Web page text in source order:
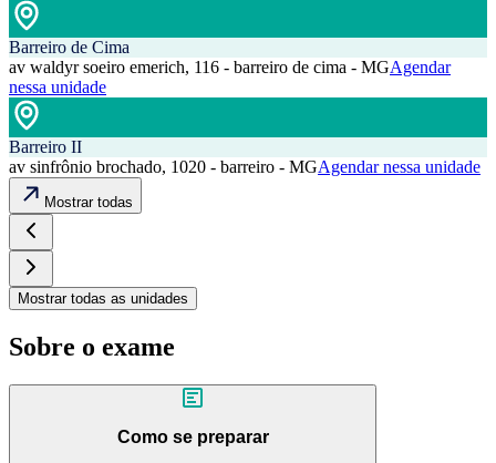
Barreiro de Cima
av waldyr soeiro emerich, 116 - barreiro de cima - MGAgendar
nessa unidade
Barreiro II
av sinfrônio brochado, 1020 - barreiro - MGAgendar nessa unidade
Mostrar todas
Mostrar todas as unidades
Sobre o exame
Como se preparar